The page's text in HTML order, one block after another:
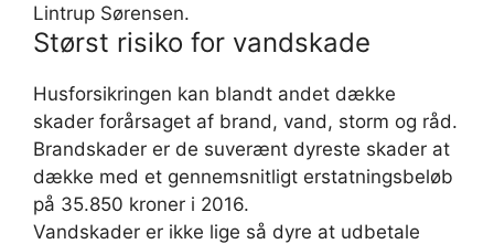
Lintrup Sørensen.
Størst risiko for vandskade
Husforsikringen kan blandt andet dække
skader forårsaget af brand, vand, storm og råd.
Brandskader er de suverænt dyreste skader at
dække med et gennemsnitligt erstatningsbeløb
på 35.850 kroner i 2016.
Vandskader er ikke lige så dyre at udbetale